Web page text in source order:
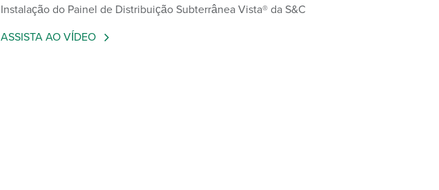
Instalação do Painel de Distribuição Subterrânea Vista® da S&C
ASSISTA AO VÍDEO